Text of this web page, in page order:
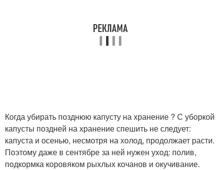
Когда убирать позднюю капусту на хранение ? С уборкой
капусты поздней на хранение спешить не следует:
капуста и осенью, несмотря на холод, продолжает расти.
Поэтому даже в сентябре за ней нужен уход: полив,
подкормка коровяком рыхлых кочанов и окучивание.